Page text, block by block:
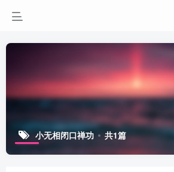
小无相闭口禅功 共1篇